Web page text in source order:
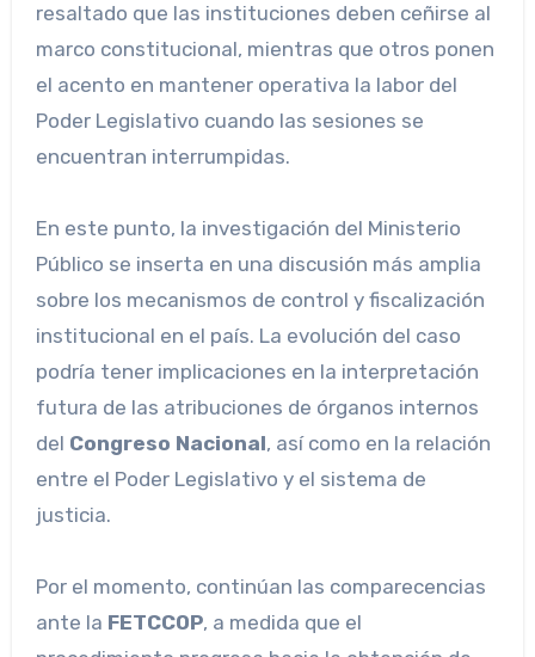
resaltado que las instituciones deben ceñirse al
marco constitucional, mientras que otros ponen
el acento en mantener operativa la labor del
Poder Legislativo cuando las sesiones se
encuentran interrumpidas.
En este punto, la investigación del Ministerio
Público se inserta en una discusión más amplia
sobre los mecanismos de control y fiscalización
institucional en el país. La evolución del caso
podría tener implicaciones en la interpretación
futura de las atribuciones de órganos internos
del Congreso Nacional, así como en la relación
entre el Poder Legislativo y el sistema de
justicia.
Por el momento, continúan las comparecencias
ante la FETCCOP, a medida que el